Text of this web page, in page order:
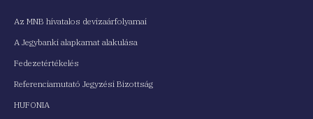
Az MNB hivatalos devizaárfolyamai
A Jegybanki alapkamat alakulása
Fedezetértékelés
Referenciamutató Jegyzési Bizottság
HUFONIA